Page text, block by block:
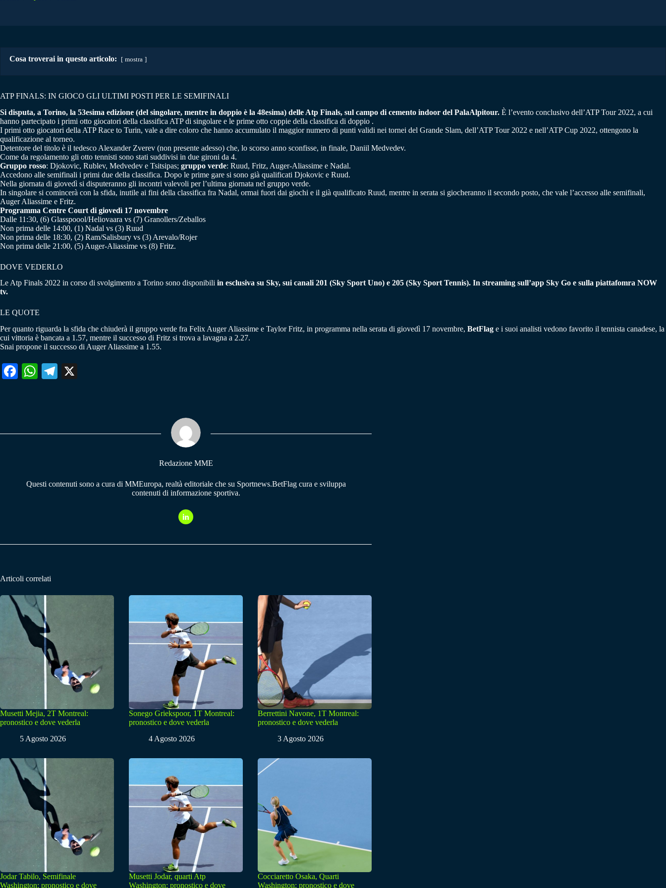
Cosa troverai in questo articolo: mostra
ATP FINALS: IN GIOCO GLI ULTIMI POSTI PER LE SEMIFINALI
Si disputa, a Torino, la 53esima edizione (del singolare, mentre in doppio è la 48esima) delle Atp Finals, sul campo di cemento indoor del PalaAlpitour. È l’evento conclusivo dell’ATP Tour 2022, a cui
hanno partecipato i primi otto giocatori della classifica ATP di singolare e le prime otto coppie della classifica di doppio .
I primi otto giocatori della ATP Race to Turin, vale a dire coloro che hanno accumulato il maggior numero di punti validi nei tornei del Grande Slam, dell’ATP Tour 2022 e nell’ATP Cup 2022, ottengono la
qualificazione al torneo.
Detentore del titolo è il tedesco Alexander Zverev (non presente adesso) che, lo scorso anno sconfisse, in finale, Daniil Medvedev.
Come da regolamento gli otto tennisti sono stati suddivisi in due gironi da 4.
Gruppo rosso: Djokovic, Rublev, Medvedev e Tsitsipas; gruppo verde: Ruud, Fritz, Auger-Aliassime e Nadal.
Accedono alle semifinali i primi due della classifica. Dopo le prime gare si sono già qualificati Djokovic e Ruud.
Nella giornata di giovedì si disputeranno gli incontri valevoli per l’ultima giornata nel gruppo verde.
In singolare si comincerà con la sfida, inutile ai fini della classifica fra Nadal, ormai fuori dai giochi e il già qualificato Ruud, mentre in serata si giocheranno il secondo posto, che vale l’accesso alle semifinali,
Auger Aliassime e Fritz.
Programma Centre Court di giovedì 17 novembre
Dalle 11:30, (6) Glasspoool/Heliovaara vs (7) Granollers/Zeballos
Non prima delle 14:00, (1) Nadal vs (3) Ruud
Non prima delle 18:30, (2) Ram/Salisbury vs (3) Arevalo/Rojer
Non prima delle 21:00, (5) Auger-Aliassime vs (8) Fritz.
DOVE VEDERLO
Le Atp Finals 2022 in corso di svolgimento a Torino sono disponibili in esclusiva su Sky, sui canali 201 (Sky Sport Uno) e 205 (Sky Sport Tennis). In streaming sull’app Sky Go e sulla piattafomra NOW
tv.
LE QUOTE
Per quanto riguarda la sfida che chiuderà il gruppo verde fra Felix Auger Aliassime e Taylor Fritz, in programma nella serata di giovedì 17 novembre, BetFlag e i suoi analisti vedono favorito il tennista canadese, la
cui vittoria è bancata a 1.57, mentre il successo di Fritz si trova a lavagna a 2.27.
Snai propone il successo di Auger Aliassime a 1.55.
Fa W
pp
Te
m
Redazione MME
Questi contenuti sono a cura di MMEuropa, realtà editoriale che su Sportnews.BetFlag cura e sviluppa
contenuti di informazione sportiva.
Articoli correlati
Musetti Mejia, 2T Montreal:
pronostico e dove vederla
5 Agosto 2026
Sonego Griekspoor, 1T Montreal:
pronostico e dove vederla
4 Agosto 2026
Berrettini Navone, 1T Montreal:
pronostico e dove vederla
3 Agosto 2026
Jodar Tabilo, Semifinale
Washington: pronostico e dove
Musetti Jodar, quarti Atp
Washington: pronostico e dove
Cocciaretto Osaka, Quarti
Washington: pronostico e dove